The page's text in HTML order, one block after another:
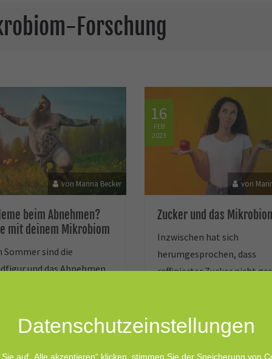
Forschung
von Marina Becker
beim Abnehmen?
mit deinem Mikrobiom
Sommer sind die
und das Abnehmen
Pfunde
Was, wenn das
läge, dass in diesem
16
FEB
2023
von
Zucker und das
Inzwischen hat sich
herumgesprochen, dass
raffinierter Zucker nicht
Zivilisationskrankheiten
Herzkrankheiten, Diabetes,
Datenschutz­einstellungen
auf „Alle akzeptieren“ klicken, stimmen Sie der Speicherung von